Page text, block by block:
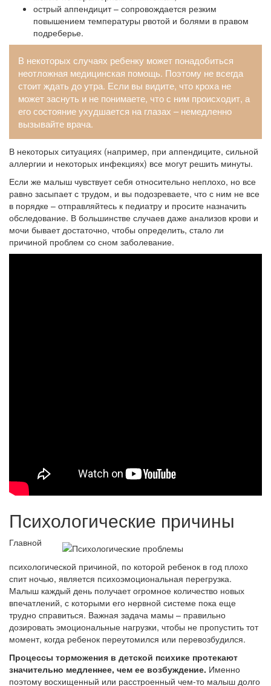
острый аппендицит – сопровождается резким
повышением температуры рвотой и болями в правом
подреберье.
В некоторых случаях ребенку может понадобиться
неотложная медицинская помощь. Поэтому не всегда
стоит ждать до утра. Если вы видите, что кроха не
может заснуть и не понимаете, что с ним происходит, а
его состояние ухудшается на глазах – немедленно
вызывайте врача.
В некоторых ситуациях (например, при аппендиците, сильной
аллергии и некоторых инфекциях) все могут решить минуты.
Если же малыш чувствует себя относительно неплохо, но все
равно засыпает с трудом, и вы подозреваете, что с ним не все
в порядке – отправляйтесь к педиатру и просите назначить
обследование. В большинстве случаев даже анализов крови и
мочи бывает достаточно, чтобы определить, стало ли
причиной проблем со сном заболевание.
Психологические причины
Главной
психологической причиной, по которой ребенок в год плохо
спит ночью, является психоэмоциональная перегрузка.
Малыш каждый день получает огромное количество новых
впечатлений, с которыми его нервной системе пока еще
трудно справиться. Важная задача мамы – правильно
дозировать эмоциональные нагрузки, чтобы не пропустить тот
момент, когда ребенок переутомился или перевозбудился.
Процессы торможения в детской психике протекают
значительно медленнее, чем ее возбуждение. Именно
поэтому восхищенный или расстроенный чем-то малыш долго